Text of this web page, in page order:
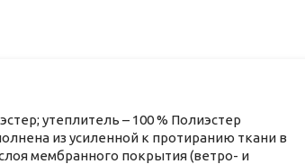
утеплитель – 100 % Полиэстер
из усиленной к протиранию ткани в
мембранного покрытия (ветро- и